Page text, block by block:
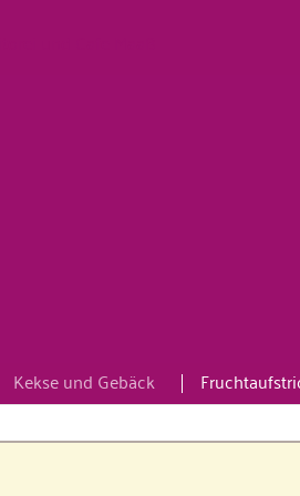
Kekse und Gebäck